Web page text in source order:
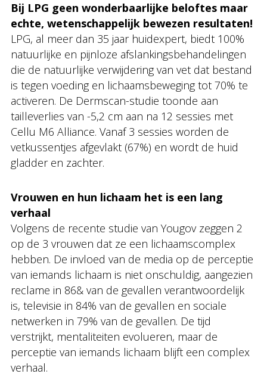
Bij LPG geen wonderbaarlijke beloftes maar
echte, wetenschappelijk bewezen resultaten!
LPG, al meer dan 35 jaar huidexpert, biedt 100%
natuurlijke en pijnloze afslankingsbehandelingen
die de natuurlijke verwijdering van vet dat bestand
is tegen voeding en lichaamsbeweging tot 70% te
activeren. De Dermscan-studie toonde aan
tailleverlies van -5,2 cm aan na 12 sessies met
Cellu M6 Alliance. Vanaf 3 sessies worden de
vetkussentjes afgevlakt (67%) en wordt de huid
gladder en zachter.
Vrouwen en hun lichaam het is een lang
verhaal
Volgens de recente studie van Yougov zeggen 2
op de 3 vrouwen dat ze een lichaamscomplex
hebben. De invloed van de media op de perceptie
van iemands lichaam is niet onschuldig, aangezien
reclame in 86& van de gevallen verantwoordelijk
is, televisie in 84% van de gevallen en sociale
netwerken in 79% van de gevallen. De tijd
verstrijkt, mentaliteiten evolueren, maar de
perceptie van iemands lichaam blijft een complex
verhaal.